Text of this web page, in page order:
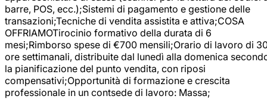
barre, POS, ecc.);Sistemi di pagamento e gestione delle
transazioni;Tecniche di vendita assistita e attiva;COSA
OFFRIAMOTirocinio formativo della durata di 6
mesi;Rimborso spese di €700 mensili;Orario di lavoro di
ore settimanali, distribuite dal lunedì alla domenica
la pianificazione del punto vendita, con riposi
compensativi;Opportunità di formazione e crescita
professionale in un contsede di lavoro: Massa;